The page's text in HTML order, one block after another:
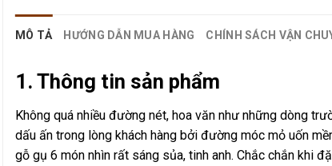
MÔ TẢ HƯỚNG DẪN MUA HÀNG CHÍNH SÁCH VẬN
1. Thông tin sản phẩm
Không quá nhiều đường nét, hoa văn như những dòng
dấu ấn trong lòng khách hàng bởi đường móc mỏ uốn
gỗ gụ 6 món nhìn rất sáng sủa, tinh anh. Chắc chắn khi